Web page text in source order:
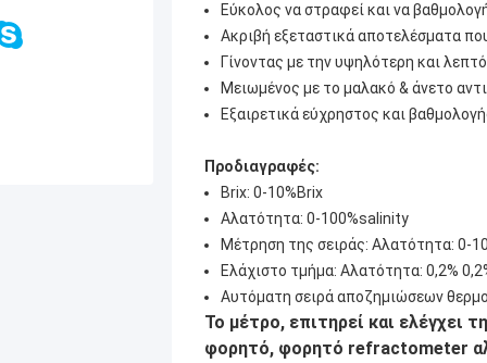
Εύκολος να στραφεί και να
Ακριβή εξεταστικά αποτελέσματα
Γίνοντας με την υψηλότερη και
Μειωμένος με το μαλακό & άνετο
Εξαιρετικά εύχρηστος και
Προδιαγραφές:
Brix: 0-10%Brix
Αλατότητα: 0-100%salinity
Μέτρηση της σειράς: Αλατότητα: 0-
Ελάχιστο τμήμα: Αλατότητα: 0,2%
Αυτόματη σειρά αποζημιώσεων
Το μέτρο, επιτηρεί και ελέγχει
φορητό, φορητό refractometer